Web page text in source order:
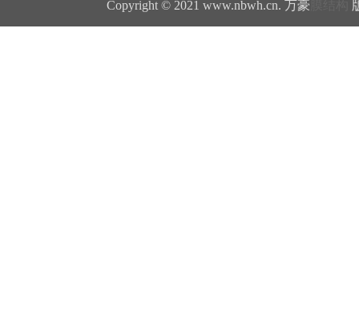
Copyright © 2021 www.nbwh.cn. 万豪